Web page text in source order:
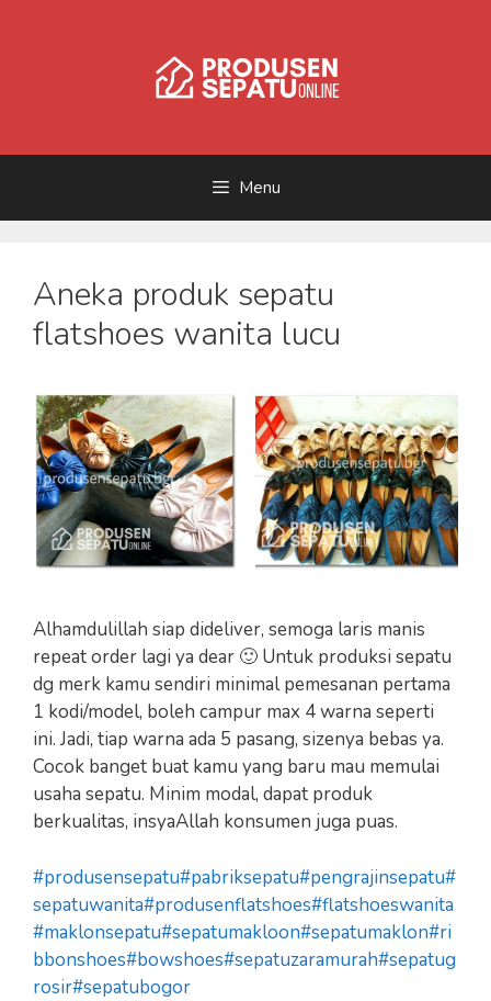
Menu
Aneka produk sepatu
flatshoes wanita lucu
Alhamdulillah siap dideliver, semoga laris manis
repeat order lagi ya dear 🙂 Untuk produksi sepatu
dg merk kamu sendiri minimal pemesanan pertama
1 kodi/model, boleh campur max 4 warna seperti
ini. Jadi, tiap warna ada 5 pasang, sizenya bebas ya.
Cocok banget buat kamu yang baru mau memulai
usaha sepatu. Minim modal, dapat produk
berkualitas, insyaAllah konsumen juga puas.
#produsensepatu#pabriksepatu#pengrajinsepatu#
sepatuwanita#produsenflatshoes#flatshoeswanita
#maklonsepatu#sepatumakloon#sepatumaklon#ri
bbonshoes#bowshoes#sepatuzaramurah#sepatug
rosir#sepatubogor